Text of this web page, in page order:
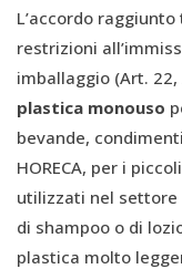
L’accordo
restrizioni
imballaggio (Art.
plastica monouso
bevande,
HORECA, per i
utilizzati nel
di shampoo o di
plastica molto